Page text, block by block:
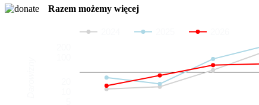
Razem możemy więcej